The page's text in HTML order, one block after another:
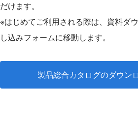
だけます。
※はじめてご利用される際は、資料ダ
し込みフォームに移動します。
製品総合カタログのダウン